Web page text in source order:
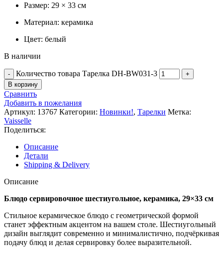
Размер: 29 × 33 см
Материал: керамика
Цвет: белый
В наличии
Количество товара Тарелка DH-BW031-3
В корзину
Сравнить
Добавить в пожелания
Артикул: 13767 Категории: Новинки!, Тарелки Метка:
Vaisselle
Поделиться:
Описание
Детали
Shipping & Delivery
Описание
Блюдо сервировочное шестиугольное, керамика, 29×33 см
Стильное керамическое блюдо с геометрической формой
станет эффектным акцентом на вашем столе. Шестиугольный
дизайн выглядит современно и минималистично, подчёркивая
подачу блюд и делая сервировку более выразительной.